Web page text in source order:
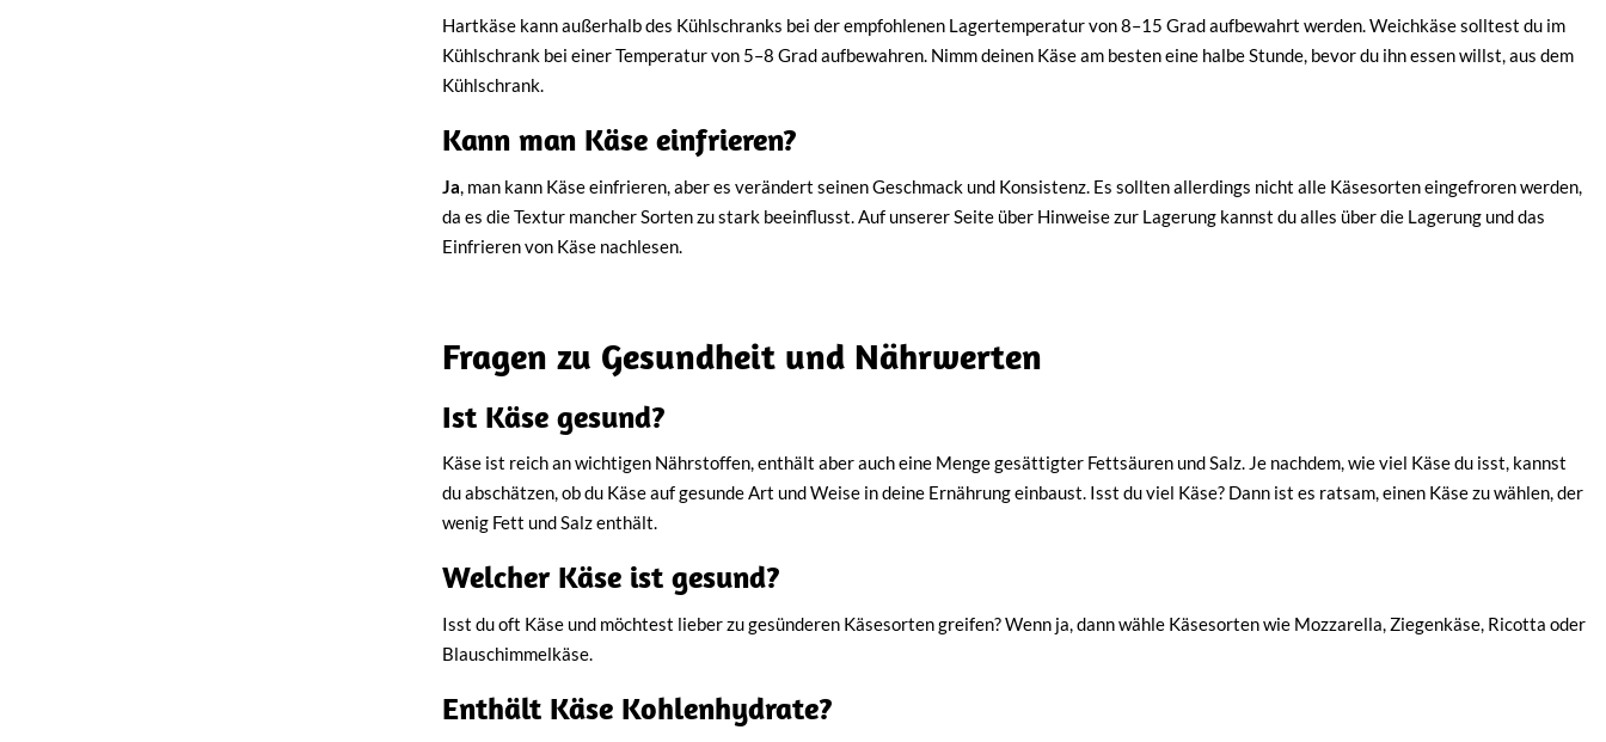
Hartkäse kann außerhalb des Kühlschranks bei der empfohlenen Lagertemperatur von 8–15 Grad aufbewahrt werden. Weichkäse solltest du im
Kühlschrank bei einer Temperatur von 5–8 Grad aufbewahren. Nimm deinen Käse am besten eine halbe Stunde, bevor du ihn essen willst, aus dem
Kühlschrank.
Kann man Käse einfrieren?
Ja, man kann Käse einfrieren, aber es verändert seinen Geschmack und Konsistenz. Es sollten allerdings nicht alle Käsesorten eingefroren werden,
da es die Textur mancher Sorten zu stark beeinflusst. Auf unserer Seite über Hinweise zur Lagerung kannst du alles über die Lagerung und das
Einfrieren von Käse nachlesen.
Fragen zu Gesundheit und Nährwerten
Ist Käse gesund?
Käse ist reich an wichtigen Nährstoffen, enthält aber auch eine Menge gesättigter Fettsäuren und Salz. Je nachdem, wie viel Käse du isst, kannst
du abschätzen, ob du Käse auf gesunde Art und Weise in deine Ernährung einbaust. Isst du viel Käse? Dann ist es ratsam, einen Käse zu wählen, der
wenig Fett und Salz enthält.
Welcher Käse ist gesund?
Isst du oft Käse und möchtest lieber zu gesünderen Käsesorten greifen? Wenn ja, dann wähle Käsesorten wie Mozzarella, Ziegenkäse, Ricotta oder
Blauschimmelkäse.
Enthält Käse Kohlenhydrate?